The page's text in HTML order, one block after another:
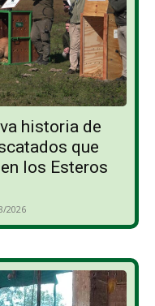
historia de
que
los Esteros
2026